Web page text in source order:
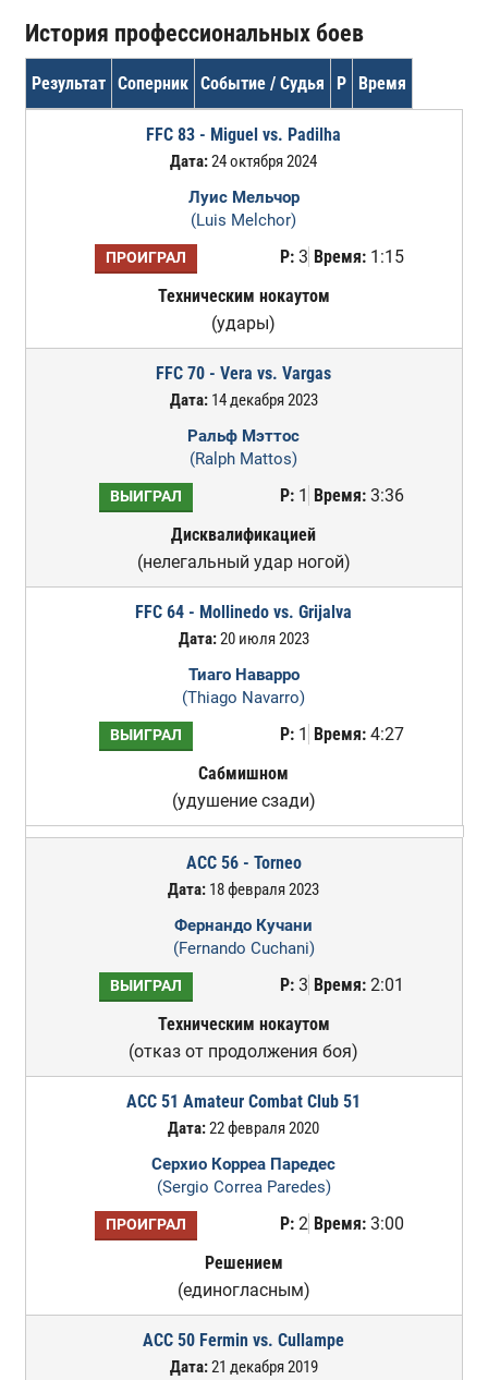
История профессиональных боев
Результат Соперник Событие / Судья Р Время
FFC 83 - Miguel vs. Padilha
Дата:24 октября 2024
Луис Мельчор
(Luis Melchor)
ПРОИГРАЛ Р:3 Время:1:15
Техническим нокаутом
(удары)
FFC 70 - Vera vs. Vargas
Дата:14 декабря 2023
Ральф Мэттос
(Ralph Mattos)
ВЫИГРАЛ Р:1 Время:3:36
Дисквалификацией
(нелегальный удар ногой)
FFC 64 - Mollinedo vs. Grijalva
Дата:20 июля 2023
Тиаго Наварро
(Thiago Navarro)
ВЫИГРАЛ Р:1 Время:4:27
Сабмишном
(удушение сзади)
ACC 56 - Torneo
Дата: 18 февраля 2023
Фернандо Кучани
(Fernando Cuchani)
ВЫИГРАЛ Р:3 Время:2:01
Техническим нокаутом
(отказ от продолжения боя)
ACC 51 Amateur Combat Club 51
Дата:22 февраля 2020
Серхио Корреа Паредес
(Sergio Correa Paredes)
ПРОИГРАЛ Р:2 Время:3:00
Решением
(единогласным)
ACC 50 Fermin vs. Cullampe
Дата:21 декабря 2019